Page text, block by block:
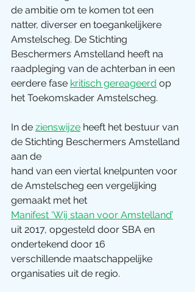
de ambitie om te komen tot een
natter, diverser en toegankelijkere
Amstelscheg. De Stichting
Beschermers Amstelland heeft na
raadpleging van de achterban in een
eerdere fase kritisch gereageerd op
het Toekomskader Amstelscheg.
In de zienswijze heeft het bestuur van
de Stichting Beschermers Amstelland
aan de
hand van een viertal knelpunten voor
de Amstelscheg een vergelijking
gemaakt met het
Manifest ‘Wij staan voor Amstelland’
uit 2017, opgesteld door SBA en
ondertekend door 16
verschillende maatschappelijke
organisaties uit de regio.